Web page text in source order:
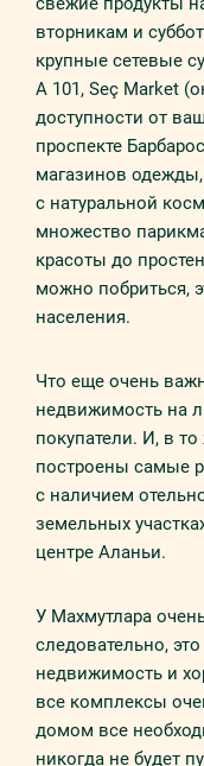
вторникам и
крупные сетевые
A 101, Seç Market
доступности от
проспекте
магазинов
с натуральной
множество
красоты до
можно побриться,
населения.
Что еще очень
недвижимость на
покупатели. И, в
построены самые
с наличием
земельных
центре Аланьи.
У Махмутлара
следовательно,
недвижимость и
все комплексы
домом все
никогда не будет